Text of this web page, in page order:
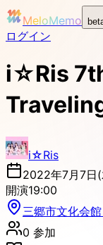
MeloMemo
ログイン
i☆Ris
i☆Ris
2022年7月7日(
開演19:00
三郷市文化会
0 参加